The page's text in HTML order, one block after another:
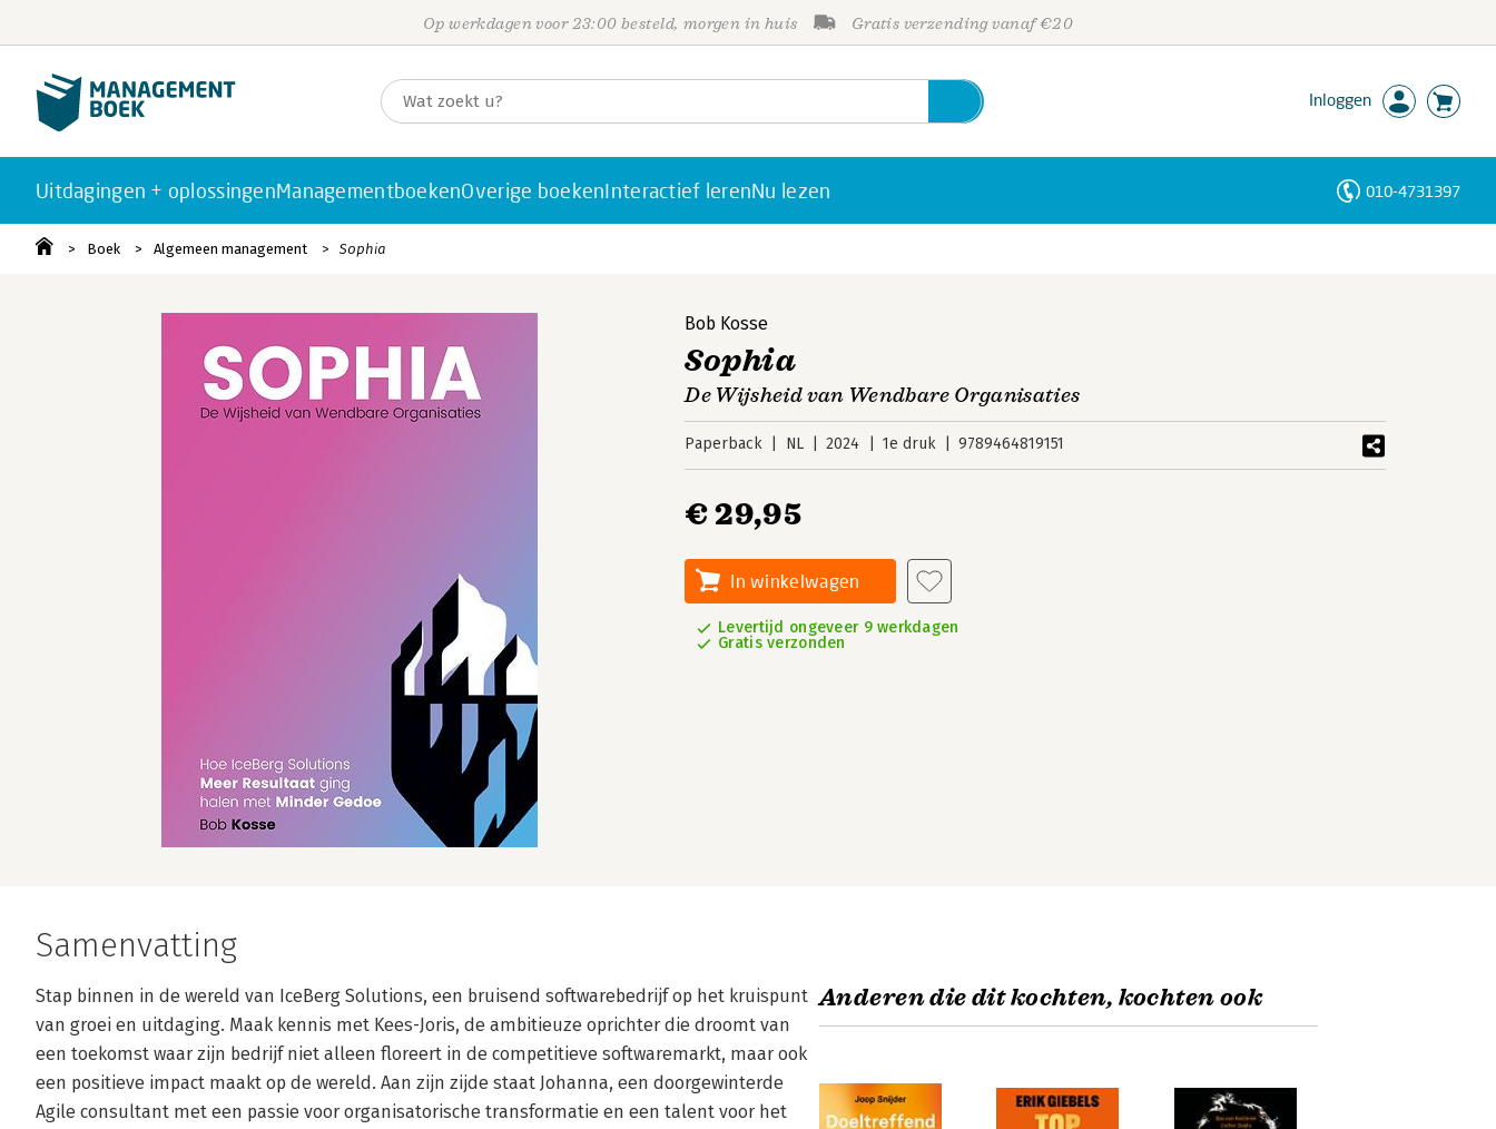
Op werkdagen voor 23:00 besteld, morgen in huis Gratis verzending vanaf €20
Inloggen
Uitdagingen + oplossingenManagementboekenOverige boekenInteractief lerenNu lezen 010-4731397
Boek Algemeen management Sophia
Bob Kosse
Sophia
De Wijsheid van Wendbare Organisaties
Paperback NL 2024 1e druk 9789464819151
€ 29,95
In winkelwagen
Levertijd ongeveer 9 werkdagen
Gratis verzonden
Samenvatting
Stap binnen in de wereld van IceBerg Solutions, een bruisend softwarebedrijf op het kruispunt
van groei en uitdaging. Maak kennis met Kees-Joris, de ambitieuze oprichter die droomt van
een toekomst waar zijn bedrijf niet alleen floreert in de competitieve softwaremarkt, maar ook
een positieve impact maakt op de wereld. Aan zijn zijde staat Johanna, een doorgewinterde
Agile consultant met een passie voor organisatorische transformatie en een talent voor het
Anderen die dit kochten, kochten ook
Personen